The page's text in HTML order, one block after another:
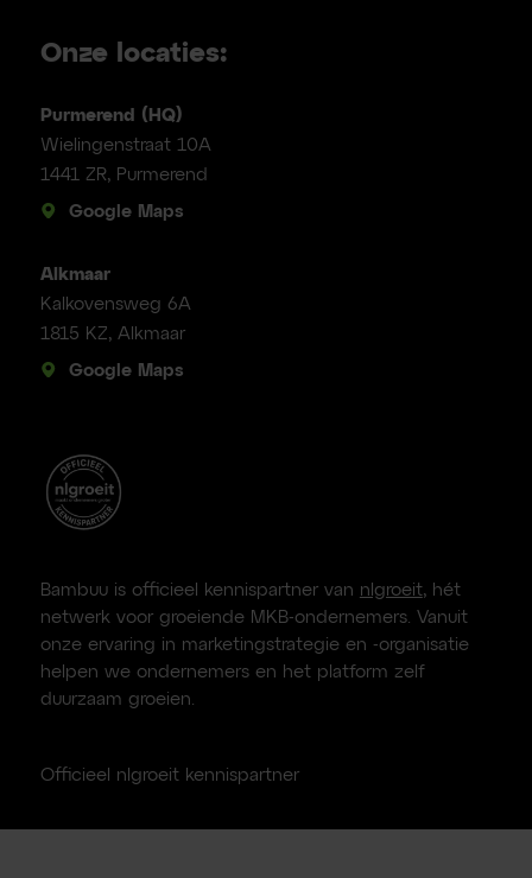
Onze locaties:
Purmerend (HQ)
Wielingenstraat 10A
1441 ZR, Purmerend
Google Maps
Alkmaar
Kalkovensweg 6A
1815 KZ, Alkmaar
Google Maps
Bambuu is officieel kennispartner van nlgroeit, hét
netwerk voor groeiende MKB-ondernemers. Vanuit
onze ervaring in marketingstrategie en -organisatie
helpen we ondernemers en het platform zelf
duurzaam groeien.
Officieel nlgroeit kennispartner